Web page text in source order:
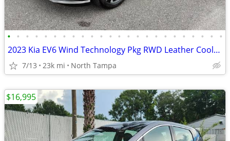
• • • • • • • • • • • • • • • • • • • • • • • •
2023 Kia EV6 Wind Technology Pkg RWD Leather Cooled Seats CarPlay 22K!
7/13 23k mi North Tampa
$16,995